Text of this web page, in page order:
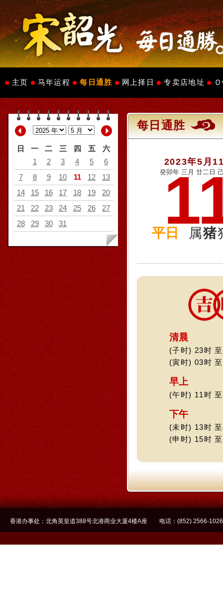
主页 马年运程 每日通胜 网上择日 专卖店地址
日 一 二 三 四 五
六
1
2 3 4 5
6
7
8 9 10 11 12
13
14
15 16 17 18 19
20
21
22 23 24 25 26
27
28
29 30 31
每日通胜
2023年5月
癸卯年 三月 廿二日
平日 属猪
清晨
(子时) 23时
(寅时) 03时
早上
(午时) 11时
下午
(未时) 13时
(申时) 15时
香港办事处：北角英皇道388号北港商业大厦4楼A座 电话：(852)